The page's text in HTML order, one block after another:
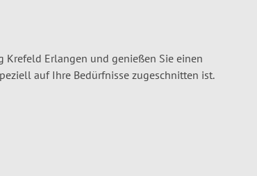
Krefeld Erlangen und genießen Sie einen
auf Ihre Bedürfnisse zugeschnitten ist.